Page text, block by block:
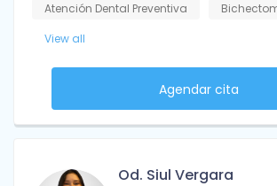
Atención Dental Preventiva
View all
Agendar cita
Od. Siul Vergara